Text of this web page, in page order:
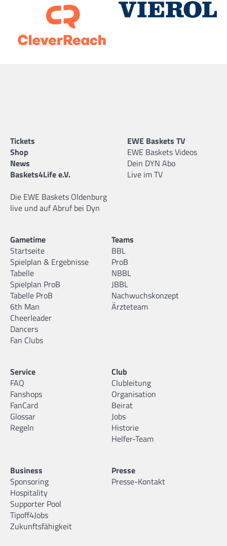
Tickets
Shop
News
Baskets4Life e.V.
Die EWE Baskets Oldenburg
live und auf Abruf bei Dyn
EWE Baskets TV
EWE Baskets Videos
Dein DYN Abo
Live im TV
Gametime
Startseite
Spielplan & Ergebnisse
Tabelle
Spielplan ProB
Tabelle ProB
6th Man
Cheerleader
Dancers
Fan Clubs
Teams
BBL
ProB
NBBL
JBBL
Nachwuchskonzept
Ärzteteam
Service
FAQ
Fanshops
FanCard
Glossar
Regeln
Club
Clubleitung
Organisation
Beirat
Jobs
Historie
Helfer-Team
Business
Sponsoring
Hospitality
Supporter Pool
Tipoff4Jobs
Zukunftsfähigkeit
Presse
Presse-Kontakt